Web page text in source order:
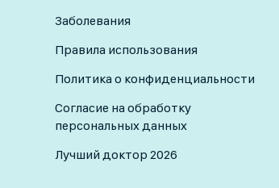
Заболевания
Правила использования
Политика о конфиденциальности
Согласие на обработку
персональных данных
Лучший доктор 2026